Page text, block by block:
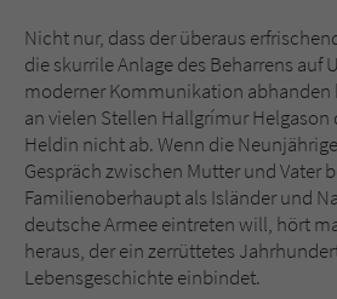
Nicht nur, dass der überaus
die skurrile Anlage des Beharrens auf
moderner Kommunikation
an vielen Stellen Hallgrímur Helgason
Heldin nicht ab. Wenn die
Gespräch zwischen Mutter und Vater
Familienoberhaupt als Isländer und
deutsche Armee eintreten will, hört
heraus, der ein zerrüttetes
Lebensgeschichte einbindet.